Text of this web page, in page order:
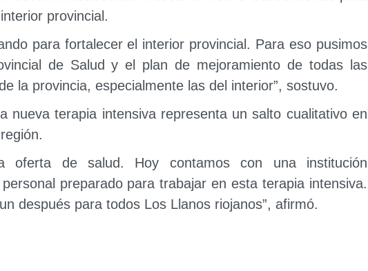
provincial.
para fortalecer el interior provincial. Para eso pusimos
de Salud y el plan de mejoramiento de todas las
la provincia, especialmente las del interior”, sostuvo.
nueva terapia intensiva representa un salto cualitativo en
oferta de salud. Hoy contamos con una institución
preparado para trabajar en esta terapia intensiva.
después para todos Los Llanos riojanos”, afirmó.